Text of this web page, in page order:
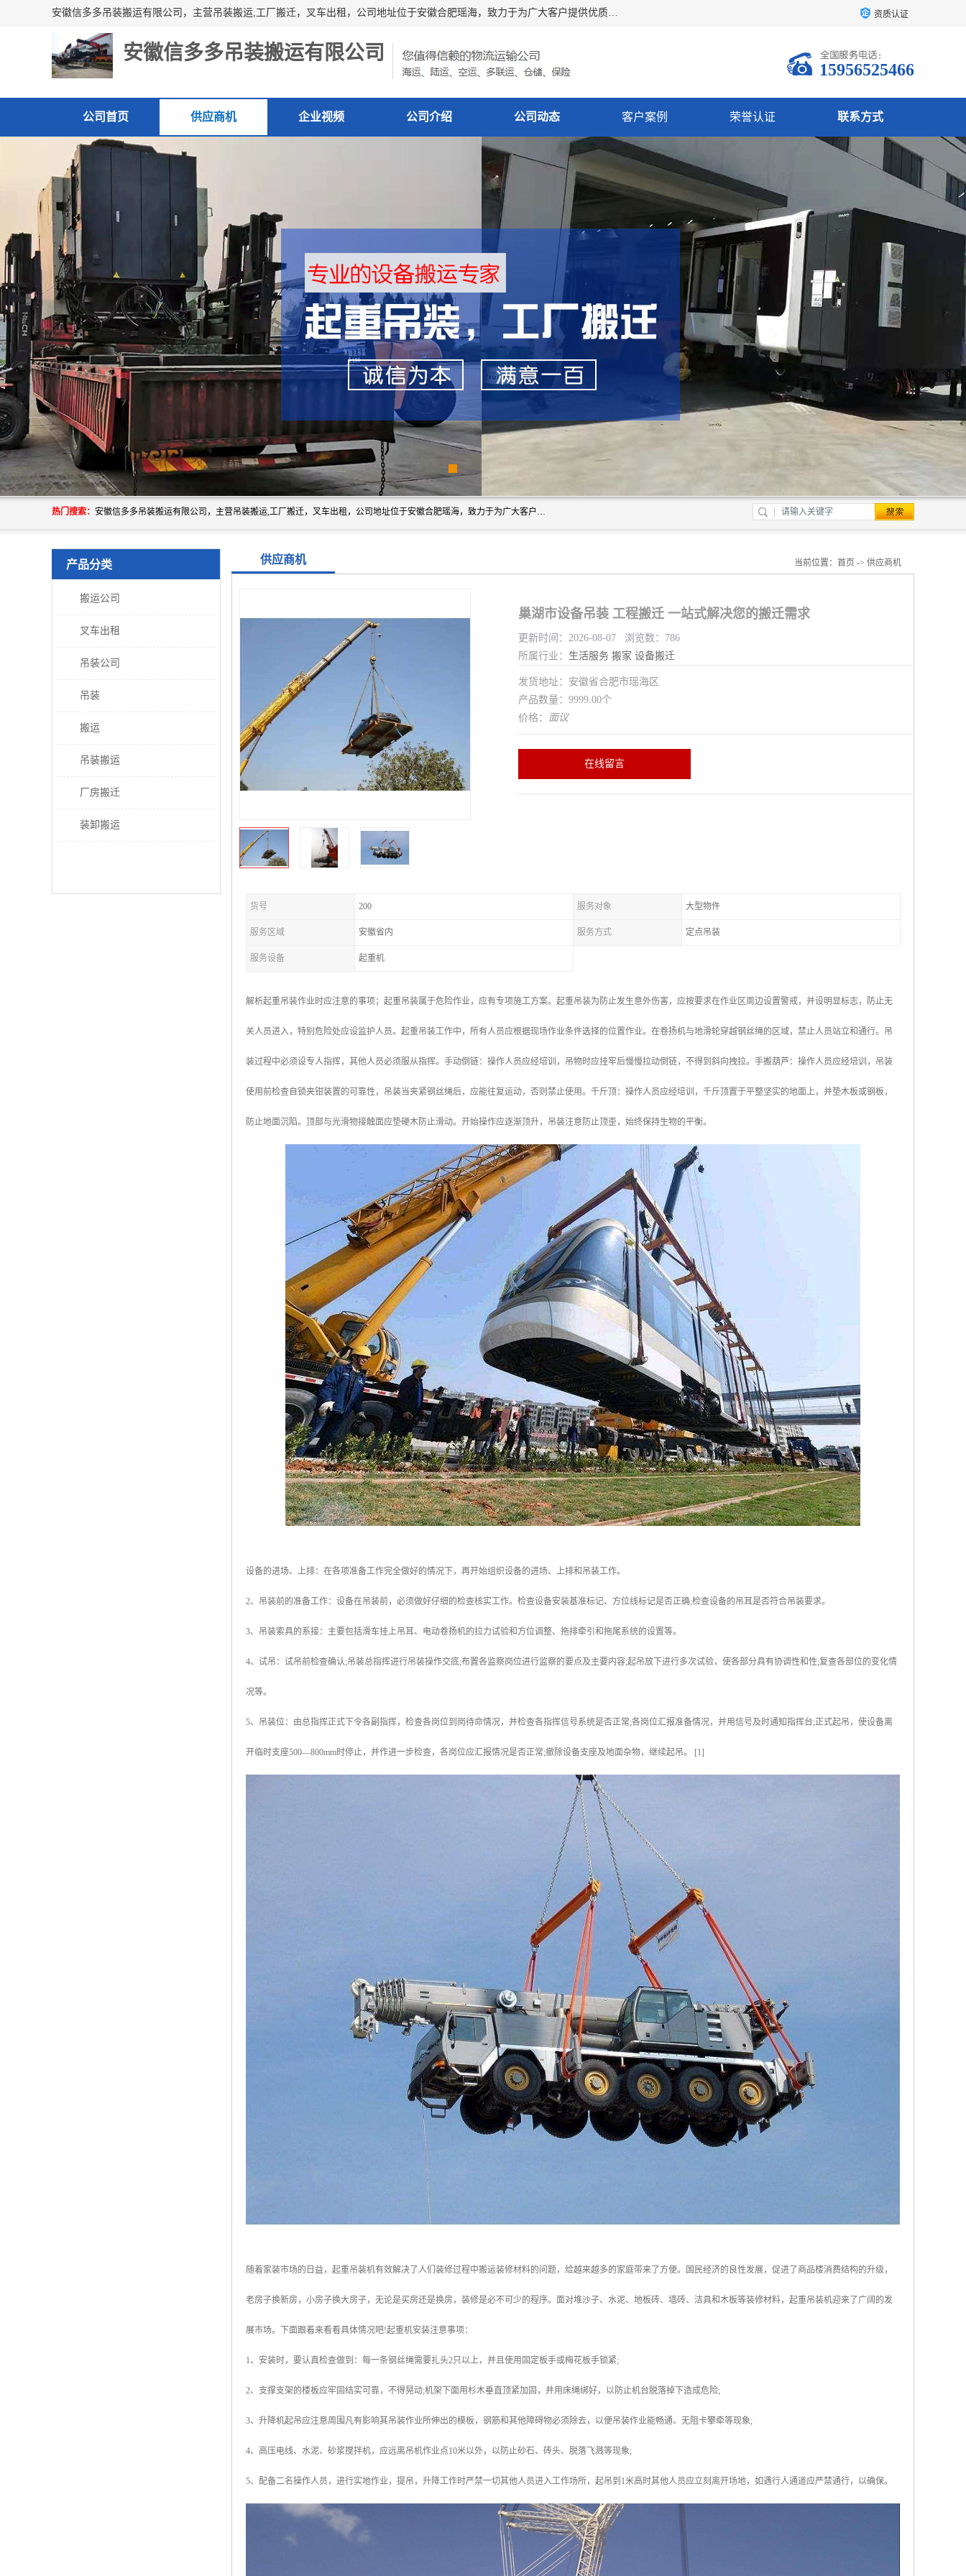
安徽信多多吊装搬运有限公司，主营吊装搬运,工厂搬迁，叉车出租，公司地址位于安徽合肥瑶海，致力于为广大客户提供优质的产品/服务，如果您对我公司的产品服务感兴趣，请联系[安徽信多多吊装搬运有限公司]，期待您的来电。 资质认证
安徽信多多吊装搬运有限公司
15956525466
公司首页 供应商机 企业视频 公司介绍 公司动态 客户案例 荣誉认证 联系方式
热门搜索： 安徽信多多吊装搬运有限公司，主营吊装搬运,工厂搬迁，叉车出租，公司地址位于安徽合肥瑶海，致力于为广大客户提供优质的产品/服务，如果您对我公司的产品服务感兴趣，请联系[安徽信多多吊装搬运有限公司]，期待您的来电。
产品分类
搬运公司
叉车出租
吊装公司
吊装
搬运
吊装搬运
厂房搬迁
装卸搬运
供应商机 当前位置： 首页 -> 供应商机
巢湖市设备吊装 工程搬迁 一站式解决您的搬迁需求
更新时间：2026-08-07 浏览数：786
所属行业： 生活服务 搬家 设备搬迁
发货地址：安徽省合肥市瑶海区
产品数量：9999.00个
价格： 面议
在线留言
货号 200 服务对象 大型物件
服务区域 安徽省内 服务方式 定点吊装
服务设备 起重机
解析起重吊装作业时应注意的事项；起重吊装属于危险作业，应有专项施工方案。起重吊装为防止发生意外伤害，应按要求在作业区周边设置警戒，并设明显标志，防止无
关人员进入，特别危险处应设监护人员。起重吊装工作中，所有人员应根据现场作业条件选择的位置作业。在卷扬机与地滑轮穿越钢丝绳的区域，禁止人员站立和通行。吊
装过程中必须设专人指挥，其他人员必须服从指挥。手动倒链：操作人员应经培训，吊物时应挂牢后慢慢拉动倒链，不得到斜向拽拉。手搬葫芦：操作人员应经培训，吊装
使用前检查自锁夹钳装置的可靠性，吊装当夹紧钢丝绳后，应能往复运动，否则禁止使用。千斤顶：操作人员应经培训，千斤顶置于平整坚实的地面上，并垫木板或钢板，
防止地面沉陷。顶部与光滑物接触面应垫硬木防止滑动。开始操作应逐渐顶升，吊装注意防止顶歪，始终保持生物的平衡。
设备的进场、上排：在各项准备工作完全做好的情况下，再开始组织设备的进场、上排和吊装工作。
2、吊装前的准备工作：设备在吊装前，必须做好仔细的检查核实工作。检查设备安装基准标记、方位线标记是否正确;检查设备的吊耳是否符合吊装要求。
3、吊装索具的系接：主要包括滑车挂上吊耳、电动卷扬机的拉力试验和方位调整、拖排牵引和拖尾系统的设置等。
4、试吊：试吊前检查确认;吊装总指挥进行吊装操作交底;布置各监察岗位进行监察的要点及主要内容;起吊放下进行多次试验，使各部分具有协调性和性;复查各部位的变化情
况等。
5、吊装位：由总指挥正式下令各副指挥，检查各岗位到岗待命情况，并检查各指挥信号系统是否正常;各岗位汇报准备情况，并用信号及时通知指挥台;正式起吊，使设备离
开临时支座500—800mm时停止，并作进一步检查，各岗位应汇报情况是否正常;撤除设备支座及地面杂物，继续起吊。 [1]
随着家装市场的日益，起重吊装机有效解决了人们装修过程中搬运装修材料的问题，给越来越多的家庭带来了方便。国民经济的良性发展，促进了商品楼消费结构的升级，
老房子换新房，小房子换大房子，无论是买房还是换房，装修是必不可少的程序。面对堆沙子、水泥、地板砖、墙砖、洁具和木板等装修材料，起重吊装机迎来了广阔的发
展市场。下面跟着来看看具体情况吧!起重机安装注意事项：
1、安装时，要认真检查做到：每一条钢丝绳需要扎头2只以上，并且使用固定板手或梅花板手锁紧;
2、支撑支架的楼板应牢固结实可靠，不得晃动;机架下面用杉木垂直顶紧加固，并用床绳绑好，以防止机台脱落掉下造成危险;
3、升降机起吊应注意周围凡有影响其吊装作业所伸出的模板，钢筋和其他障碍物必须除去，以便吊装作业能畅通、无阻卡攀牵等现象;
4、高压电线、水泥、砂浆搅拌机，应远离吊机作业点10米以外，以防止砂石、砖头、脱落飞溅等现象;
5、配备二名操作人员，进行实地作业，提吊，升降工作时严禁一切其他人员进入工作场所，起吊到1米高时其他人员应立刻离开场地，如遇行人通道应严禁通行，以确保。